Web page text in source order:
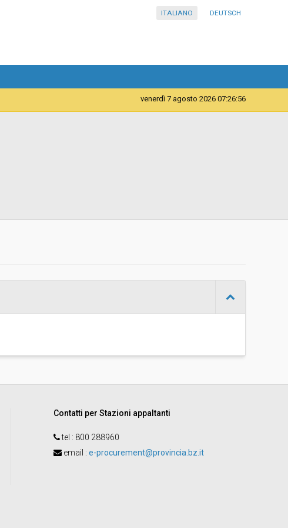
ITALIANO DEUTSCH
venerdì 7 agosto 2026 07:26:56
Contatti per Stazioni appaltanti
tel : 800 288960
email : e-procurement@provincia.bz.it